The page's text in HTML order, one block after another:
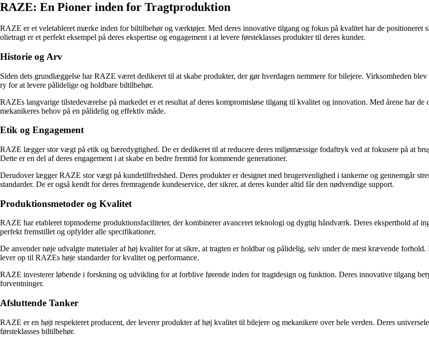
RAZE: En Pioner inden for Tragtproduktion
RAZE er et veletableret mærke inden for biltilbehør og værktøjer. Med deres innovative tilgang og fokus på kvalitet har de positioneret
olietragt er et perfekt eksempel på deres ekspertise og engagement i at levere førsteklasses produkter til deres kunder.
Historie og Arv
Siden dets grundlæggelse har RAZE været dedikeret til at skabe produkter, der gør hverdagen nemmere for bilejere. Virksomheden
ry for at levere pålidelige og holdbare biltilbehør.
RAZEs langvarige tilstedeværelse på markedet er et resultat af deres kompromisløse tilgang til kvalitet og innovation. Med årene har
mekanikeres behov på en pålidelig og effektiv måde.
Etik og Engagement
RAZE lægger stor vægt på etik og bæredygtighed. De er dedikeret til at reducere deres miljømæssige fodaftryk ved at fokusere på at
Dette er en del af deres engagement i at skabe en bedre fremtid for kommende generationer.
Derudover lægger RAZE stor vægt på kundetilfredshed. Deres produkter er designet med brugervenlighed i tankerne og gennemgår
standarder. De er også kendt for deres fremragende kundeservice, der sikrer, at deres kunder altid får den nødvendige support.
Produktionsmetoder og Kvalitet
RAZE har etableret topmoderne produktionsfaciliteter, der kombinerer avanceret teknologi og dygtig håndværk. Deres eksperthold af
perfekt fremstillet og opfylder alle specifikationer.
De anvender nøje udvalgte materialer af høj kvalitet for at sikre, at tragten er holdbar og pålidelig, selv under de mest krævende
lever op til RAZEs høje standarder for kvalitet og performance.
RAZE investerer løbende i forskning og udvikling for at forblive førende inden for tragtdesign og funktion. Deres innovative tilgang
forventninger.
Afsluttende Tanker
RAZE er en højt respekteret producent, der leverer produkter af høj kvalitet til bilejere og mekanikere over hele verden. Deres
førsteklasses biltilbehør.